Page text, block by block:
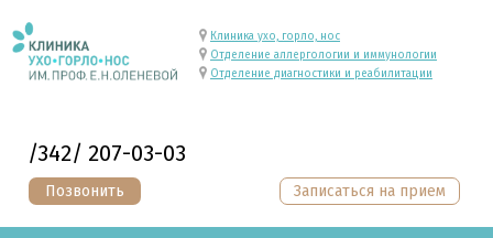
/342/ 207-03-03
Позвонить
Клиника ухо, горло, нос
Отделение аллергологии и иммунологии
Отделение диагностики и реабилитации
Записаться на прием